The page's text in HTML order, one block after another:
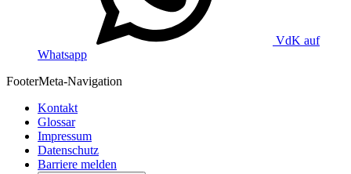
VdK auf
Whatsapp
FooterMeta-Navigation
Kontakt
Glossar
Impressum
Datenschutz
Barriere melden